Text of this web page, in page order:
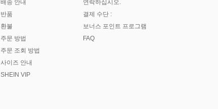
배송 안내
반품
환불
주문 방법
주문 조회 방법
사이즈 안내
SHEIN VIP
연락하십시오.
결제 수단 :
보너스 포인트 프로그램
FAQ